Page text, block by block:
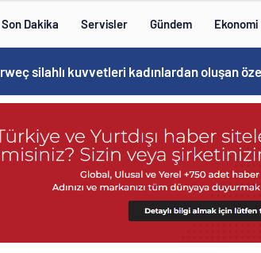
Son Dakika Servisler Gündem Ekonomi